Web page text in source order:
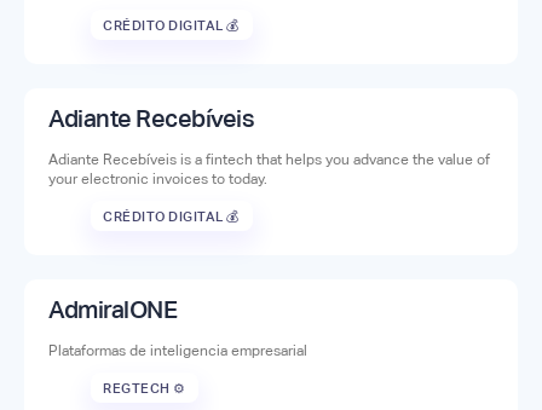
CRÉDITO DIGITAL 💰
Adiante Recebíveis
Adiante Recebíveis is a fintech that helps you advance the value of
your electronic invoices to today.
CRÉDITO DIGITAL 💰
AdmiralONE
Plataformas de inteligencia empresarial
REGTECH ⚙️